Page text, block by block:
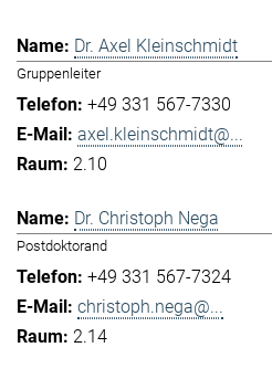
Dr. Axel Kleinschmidt
Gruppenleiter
+49 331 567-7330
axel.kleinschmidt@...
2.10
Dr. Christoph Nega
Postdoktorand
+49 331 567-7324
christoph.nega@...
2.14